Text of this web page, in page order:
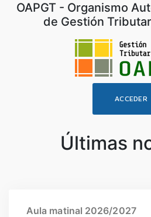
OAPGT - Organismo
de Gestión
ACCEDER
Últimas
Aula matinal 2026/2027